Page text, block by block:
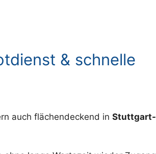
& schnelle
auch flächendeckend in Stuttgart-